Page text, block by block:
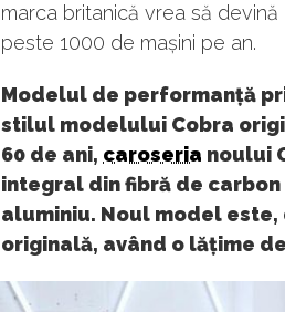
marca britanică vrea să
peste 1000 de mașini pe an.
Modelul de performanță
stilul modelului Cobra
60 de ani, caroseria noului
integral din fibră de carbon
aluminiu. Noul model
originală, având o lățime